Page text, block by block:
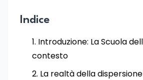
Indice
Introduzione: La Scuola
contesto
La realtà della